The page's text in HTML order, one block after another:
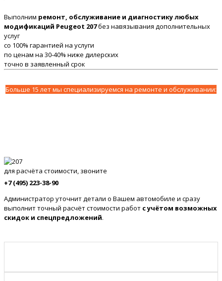
Выполним ремонт, обслуживание и диагностику любых
модификаций Peugeot 207без навязывания дополнительных
услуг
со 100% гарантией на услуги
по ценам на 30-40% ниже дилерских
точно в заявленный срок
Больше 15 лет мы специализируемся на ремонте и обслуживании:
для расчёта стоимости, звоните
+7 (495) 223-38-90
Администратор уточнит детали о Вашем автомобиле и сразу
выполнит точный расчёт стоимости работ с учётом возможных
скидок и спецпредложений.